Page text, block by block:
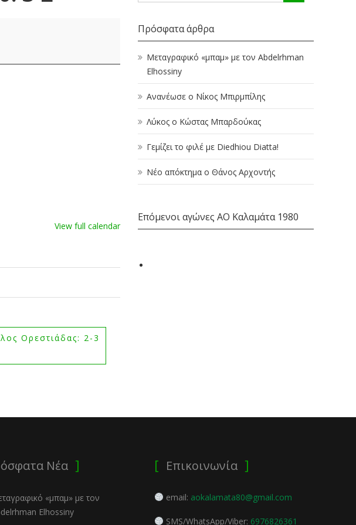
View full calendar
Ορεστιάδας: 2-3
Πρόσφατα άρθρα
Μεταγραφικό «μπαμ» με τον Abdelrhman
Elhossiny
Ανανέωσε ο Νίκος Μπιρμπίλης
Λύκος ο Κώστας Μπαρδούκας
Γεμίζει το φιλέ με Diedhiou Diatta!
Νέο απόκτημα ο Θάνος Αρχοντής
Επόμενοι αγώνες ΑΟ Καλαμάτα 1980
Νέα
«μπαμ» με τον
Elhossiny
Επικοινωνία
email: aokalamata80@gmail.com
SMS/WhatsApp/Viber: 6976826361